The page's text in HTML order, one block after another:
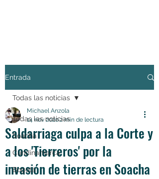
Entrada
Todas las noticias
Soacha
Cundinamarca
Bogotá
Todas las noticias
Saldarriaga culpa a la Corte y
a los 'Tierreros' por la
invasión de tierras en Soacha
Michael Anzola
14 nov 20202 min de lectura